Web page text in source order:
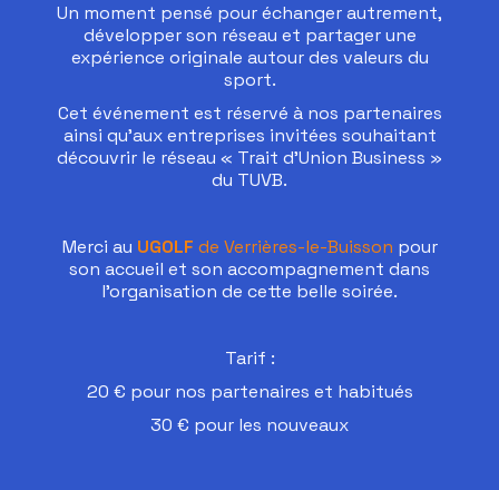
Un moment pensé pour échanger autrement,
développer son réseau et partager une
expérience originale autour des valeurs du
sport.
Cet événement est réservé à nos partenaires
ainsi qu’aux entreprises invitées souhaitant
découvrir le réseau « Trait d’Union Business »
du TUVB.
Merci au UGOLF de Verrières-le-Buisson pour
son accueil et son accompagnement dans
l’organisation de cette belle soirée.
Tarif :
20 € pour nos partenaires et habitués
30 € pour les nouveaux